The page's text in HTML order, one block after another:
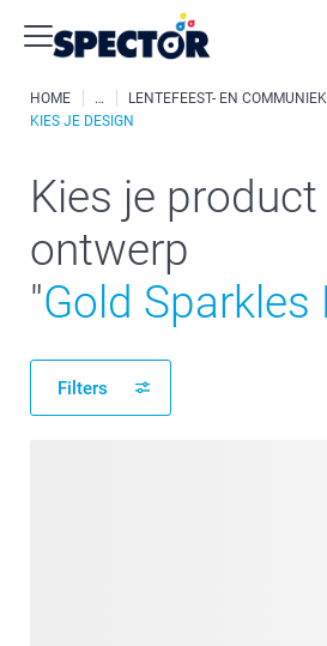
HOME
LENTEFEEST- EN
KIES JE DESIGN
Kies je
ontwerp
"Gold Sparkles
Filters